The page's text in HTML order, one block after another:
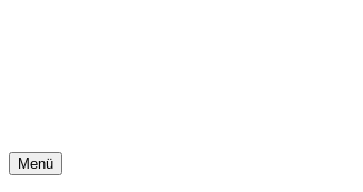
Menü